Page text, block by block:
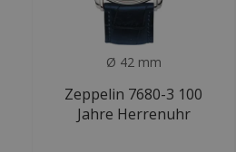
Ø 42 mm
Zeppelin 7680-3 100
Jahre Herrenuhr